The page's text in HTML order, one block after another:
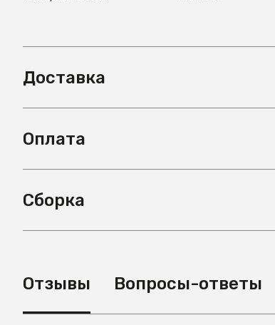
Доставка
Оплата
Сборка
Отзывы Вопросы-ответы